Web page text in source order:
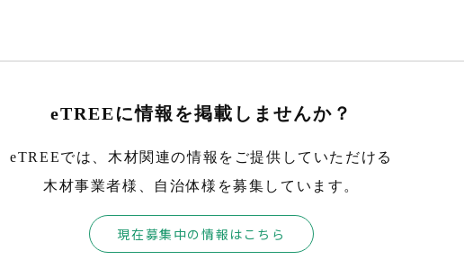
eTREEに情報を掲載しませんか？
eTREEでは、木材関連の情報をご提供していただける
木材事業者様、自治体様を募集しています。
現在募集中の情報はこちら